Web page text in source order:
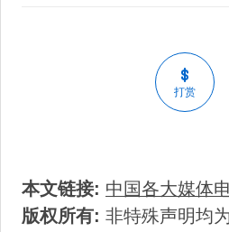
打赏
本文链接: 中国各大媒体
版权所有: 非特殊声明均